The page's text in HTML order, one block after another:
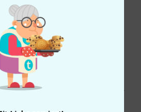
Projekt mit mehreren, MIDI-
benötigte ich zur
19" Komponenten jede Menge
Profil.
5 Gold ist m. E. sehr gut Verarbeitet.
genug um auch um kleinste
benötigt es sehr wenig